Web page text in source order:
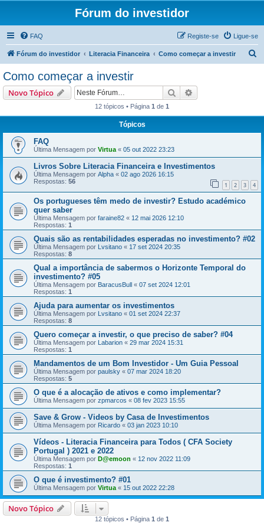
Fórum do investidor
FAQ Ligue-se
Registe-se
Fórum do investidor Literacia Financeira Como começar a investir
Como começar a investir
Novo Tópico Pesquisar
12 tópicos • Página 1 de 1
Tópicos
FAQ
Última Mensagem por Virtua « 05 out 2022 23:23
Livros Sobre Literacia Financeira e Investimentos
Última Mensagem por Alpha « 02 ago 2026 16:15
Respostas: 56 1 2 3 4
Os portugueses têm medo de investir? Estudo académico
quer saber
Última Mensagem por faraine82 « 12 mai 2026 12:10
Respostas: 1
Quais são as rentabilidades esperadas no investimento? #02
Última Mensagem por Lvsitano « 17 set 2024 20:35
Respostas: 8
Qual a importância de sabermos o Horizonte Temporal do
investimento? #05
Última Mensagem por BaracusBull « 07 set 2024 12:01
Respostas: 1
Ajuda para aumentar os investimentos
Última Mensagem por Lvsitano « 01 set 2024 22:37
Respostas: 8
Quero começar a investir, o que preciso de saber? #04
Última Mensagem por Labarion « 29 mar 2024 15:31
Respostas: 1
Mandamentos de um Bom Investidor - Um Guia Pessoal
Última Mensagem por paulsky « 07 mar 2024 18:20
Respostas: 5
O que é a alocação de ativos e como implementar?
Última Mensagem por zpmarcos « 08 fev 2023 15:55
Save & Grow - Videos by Casa de Investimentos
Última Mensagem por Ricardo « 03 jan 2023 10:10
Vídeos - Literacia Financeira para Todos ( CFA Society
Portugal ) 2021 e 2022
Última Mensagem por D@emoon « 12 nov 2022 11:09
Respostas: 1
O que é investimento? #01
Última Mensagem por Virtua « 15 out 2022 22:28
Novo Tópico
12 tópicos • Página 1 de 1